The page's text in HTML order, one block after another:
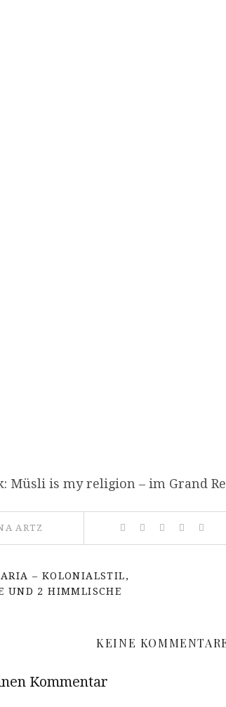
Müsli is my religion – im Grand
ARTZ
– KOLONIALSTIL,
UND 2 HIMMLISCHE
KEINE
Kommentar